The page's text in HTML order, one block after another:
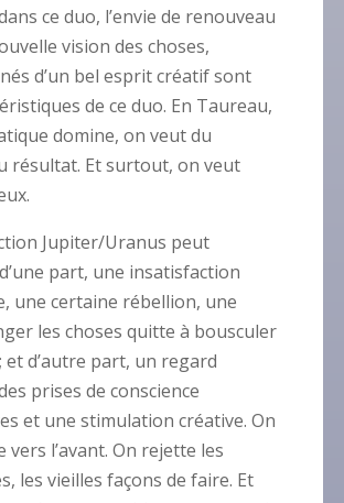
ce duo, l’envie de renouveau
vision des choses,
d’un bel esprit créatif sont
de ce duo. En Taureau,
domine, on veut du
résultat. Et surtout, on veut
Jupiter/Uranus peut
part, une insatisfaction
une certaine rébellion, une
les choses quitte à bousculer
et d’autre part, un regard
prises de conscience
et une stimulation créative. On
vers l’avant. On rejette les
les vieilles façons de faire. Et